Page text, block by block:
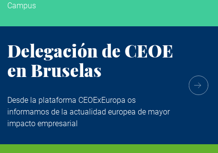
Campus
Delegación de CEOE
en Bruselas
Desde la plataforma CEOExEuropa os
informamos de la actualidad europea de mayor
impacto empresarial